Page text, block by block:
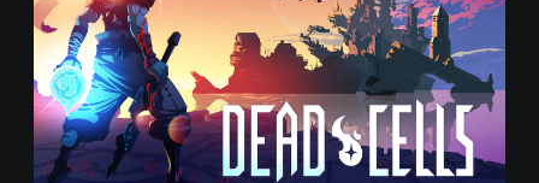
d
C
l
l
s
(
P